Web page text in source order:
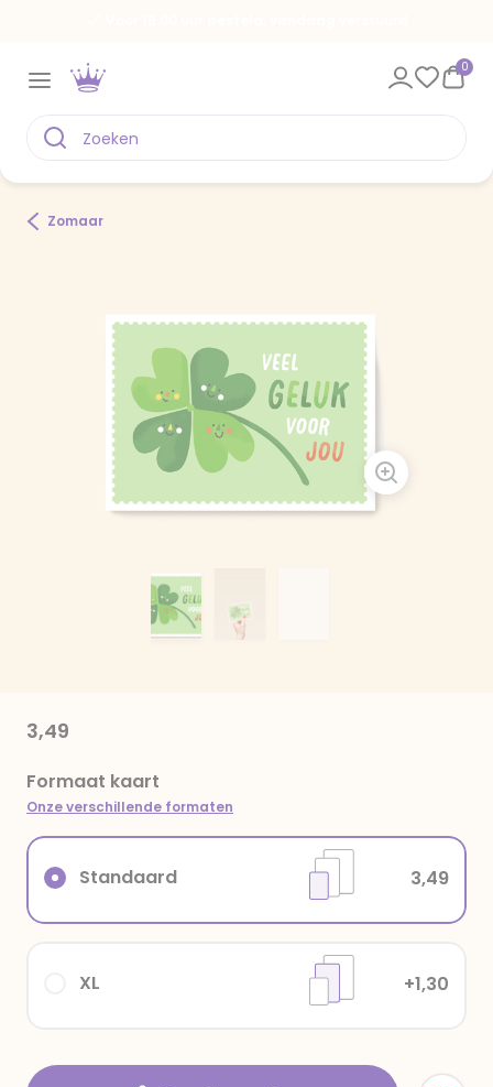
0
Zomaar
3,49
Formaat kaart
Onze verschillende formaten
XL +1,30
Standaard 3,49